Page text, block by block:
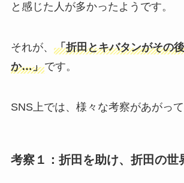
と感じた人が多かったようです。
それが、 「折田とキバタンがその
か…」です。
SNS上では、様々な考察があがって
考察１：折田を助け、折田の